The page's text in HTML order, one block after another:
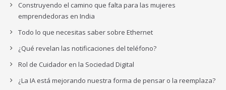
Construyendo el camino que falta para las mujeres
emprendedoras en India
Todo lo que necesitas saber sobre Ethernet
¿Qué revelan las notificaciones del teléfono?
Rol de Cuidador en la Sociedad Digital
¿La IA está mejorando nuestra forma de pensar o la reemplaza?